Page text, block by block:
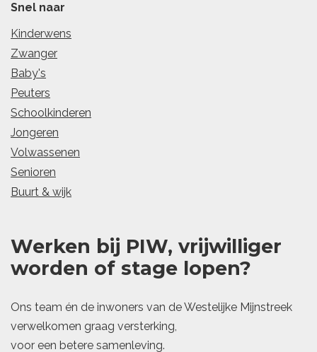
Snel naar
Kinderwens
Zwanger
Baby's
Peuters
Schoolkinderen
Jongeren
Volwassenen
Senioren
Buurt & wijk
Werken bij PIW, vrijwilliger
worden of stage lopen?
Ons team én de inwoners van de Westelijke Mijnstreek
verwelkomen graag versterking,
voor een betere samenleving.